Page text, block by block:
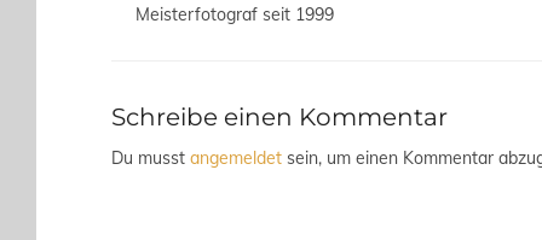
Meisterfotograf seit 1999
Schreibe einen Kommentar
Du musst angemeldet sein, um einen Kommentar